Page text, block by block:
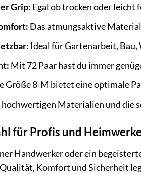
Grip: Egal ob trocken oder leicht
Das atmungsaktive
Ideal für Gartenarbeit, Bau,
Mit 72 Paar hast du immer
Größe 8-M bietet eine optimale
Materialien und die
für Profis und
Handwerker oder ein
Komfort und Sicherheit